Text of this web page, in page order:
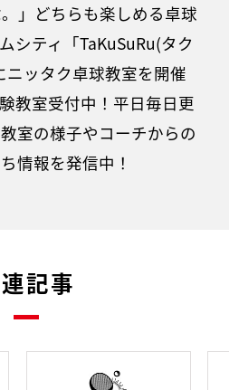
」どちらも楽しめる卓球
シティ「TaKuSuRu(タク
ニッタク卓球教室を開催
教室受付中！平日毎日更
室の様子やコーチからの
情報を発信中！
記事